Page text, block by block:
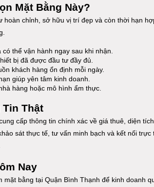
Mặt Bằng Này?
hoàn chỉnh, sở hữu vị trí đẹp và còn thời hạn
thể vận hành ngay sau khi nhận.
bị đã được đầu tư đầy đủ.
khách hàng ổn định mỗi ngày.
giúp yên tâm kinh doanh.
hàng hoặc mô hình ẩm thực.
Tin Thật
cấp thông tin chính xác về giá thuê, diện
sát thực tế, tư vấn minh bạch và kết nối
Nay
mặt bằng tại Quận Bình Thạnh để kinh doanh